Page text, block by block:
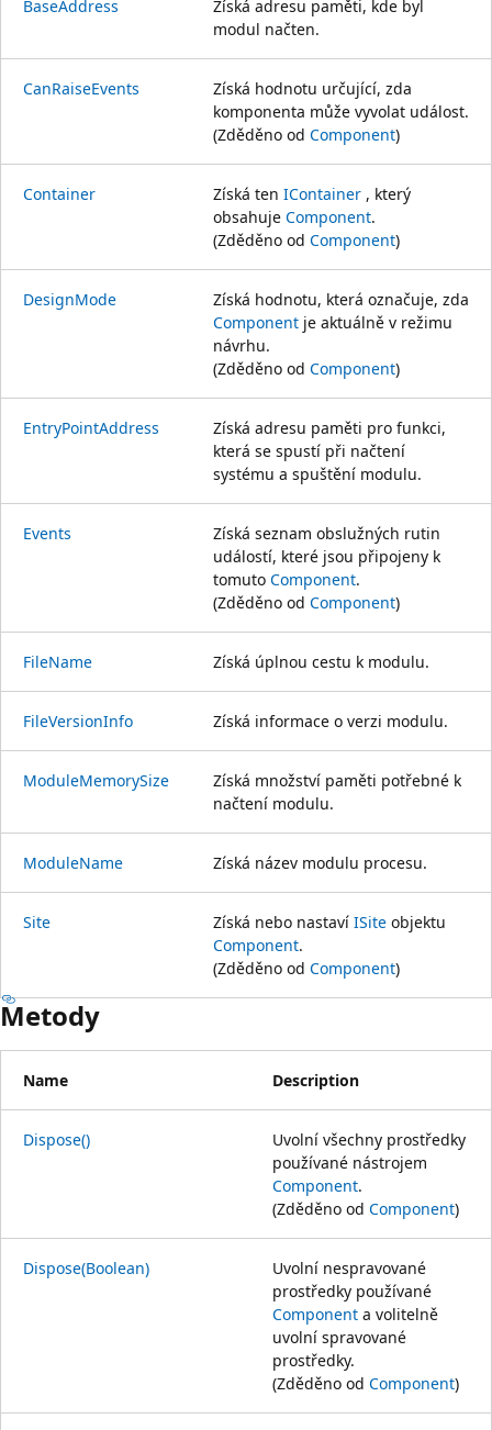
BaseAddress
Získá adresu paměti, kde byl
modul načten.
CanRaiseEvents
Získá hodnotu určující, zda
komponenta může vyvolat událost.
(Zděděno od Component)
Container Získá ten IContainer , který
obsahuje Component.
(Zděděno od Component)
DesignMode
Získá hodnotu, která označuje, zda
Component je aktuálně v režimu
návrhu.
(Zděděno od Component)
EntryPointAddress
Získá adresu paměti pro funkci,
která se spustí při načtení
systému a spuštění modulu.
Events
Získá seznam obslužných rutin
událostí, které jsou připojeny k
tomuto Component.
(Zděděno od Component)
FileName Získá úplnou cestu k modulu.
FileVersionInfo Získá informace o verzi modulu.
ModuleMemorySize
Získá množství paměti potřebné k
načtení modulu.
ModuleName Získá název modulu procesu.
Site Získá nebo nastaví ISite objektu
Component.
(Zděděno od Component)
Metody
Name Description
Dispose()
Uvolní všechny prostředky
používané nástrojem
Component.
(Zděděno od Component)
Dispose(Boolean)
Uvolní nespravované
prostředky používané
Component a volitelně
uvolní spravované
prostředky.
(Zděděno od Component)